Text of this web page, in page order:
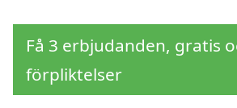
Få 3 erbjudanden, gratis
förpliktelser